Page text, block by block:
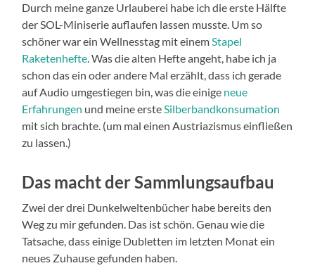
Durch meine ganze Urlauberei habe ich die erste Hälfte
der SOL-Miniserie auflaufen lassen musste. Um so
schöner war ein Wellnesstag mit einemStapel
Raketenhefte. Was die alten Hefte angeht, habe ich ja
schon das ein oder andere Mal erzählt, dass ich gerade
auf Audio umgestiegen bin, was die einige neue
Erfahrungen und meine ersteSilberbandkonsumation
mit sich brachte. (um mal einen Austriazismus einfließen
zu lassen.)
Das macht der Sammlungsaufbau
Zwei der drei Dunkelweltenbücher habe bereits den
Weg zu mir gefunden. Das ist schön. Genau wie die
Tatsache, dass einige Dubletten im letzten Monat ein
neues Zuhause gefunden haben.